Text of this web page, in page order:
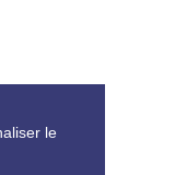
le